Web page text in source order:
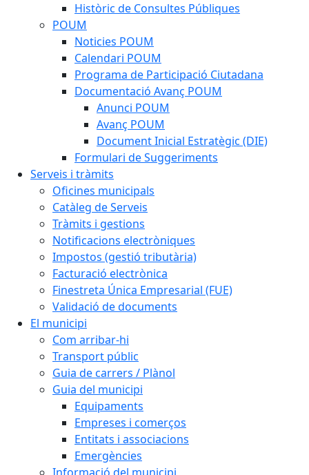
Històric de Consultes Públiques
POUM
Noticies POUM
Calendari POUM
Programa de Participació Ciutadana
Documentació Avanç POUM
Anunci POUM
Avanç POUM
Document Inicial Estratègic (DIE)
Formulari de Suggeriments
Serveis i tràmits
Oficines municipals
Catàleg de Serveis
Tràmits i gestions
Notificacions electròniques
Impostos (gestió tributària)
Facturació electrònica
Finestreta Única Empresarial (FUE)
Validació de documents
El municipi
Com arribar-hi
Transport públic
Guia de carrers / Plànol
Guia del municipi
Equipaments
Empreses i comerços
Entitats i associacions
Emergències